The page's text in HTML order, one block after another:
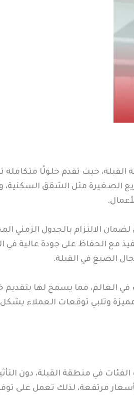
حيث تقدم حلولًا
الصغيرة مثل الشقق السكنية،
الالتزام بالجدول الزمني
مع الحفاظ على جودة عالية
الصبغ في القبلة.
العالم، مما يسمح لها بتقديم
وتلبي توقعات العملاء بشكل
في منطقة القبلة، دون
مرتفعة، لذلك تعمل على